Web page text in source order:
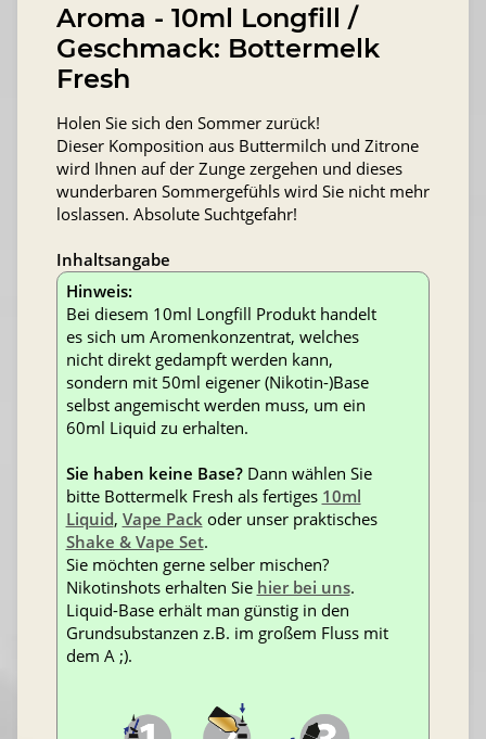
Aroma - 10ml Longfill /
Geschmack: Bottermelk
Fresh
Holen Sie sich den Sommer zurück!
Dieser Komposition aus Buttermilch und Zitrone
wird Ihnen auf der Zunge zergehen und dieses
wunderbaren Sommergefühls wird Sie nicht mehr
loslassen. Absolute Suchtgefahr!
Inhaltsangabe
Hinweis:
Bei diesem 10ml Longfill Produkt handelt
es sich um Aromenkonzentrat, welches
nicht direkt gedampft werden kann,
sondern mit 50ml eigener (Nikotin-)Base
selbst angemischt werden muss, um ein
60ml Liquid zu erhalten.
Sie haben keine Base?Dann wählen Sie
bitte Bottermelk Fresh als fertiges 10ml
Liquid, Vape Packoder unser praktisches
Shake & Vape Set.
Sie möchten gerne selber mischen?
Nikotinshots erhalten Sie hier bei uns.
Liquid-Base erhält man günstig in den
Grundsubstanzen z.B. im großem Fluss mit
dem A ;).